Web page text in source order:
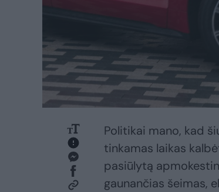
Politikai mano, kad
tinkamas laikas
pasiūlytą
gaunančias šeimas,